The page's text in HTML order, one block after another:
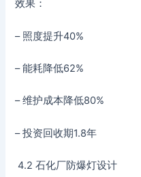
效果：
– 照度提升40%
– 能耗降低62%
– 维护成本降低80%
– 投资回收期1.8年
4.2 石化厂防爆灯设计